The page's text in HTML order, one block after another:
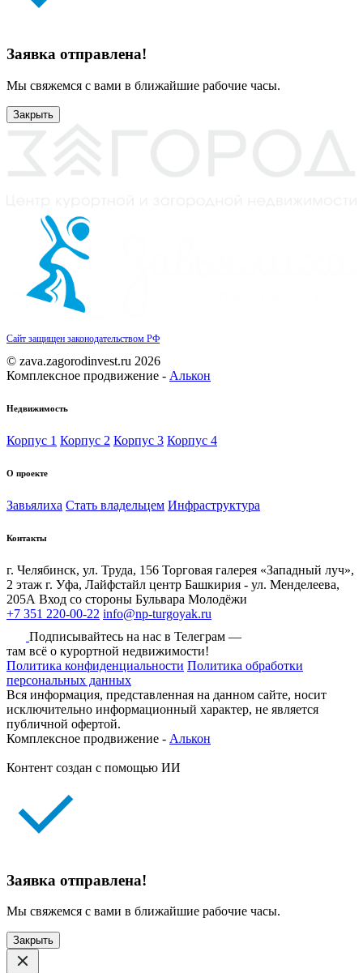
Заявка отправлена!
Мы свяжемся с вами в ближайшие рабочие часы.
Закрыть
Сайт защищен законодательством РФ
© zava.zagorodinvest.ru 2026
Комплексное продвижение - Алькон
Недвижимость
Корпус 1 Корпус 2 Корпус 3 Корпус 4
О проекте
Завьялиха Стать владельцем Инфраструктура
Контакты
г. Челябинск, ул. Труда, 156 Торговая галерея «Западный луч»,
2 этаж г. Уфа, Лайфстайл центр Башкирия - ул. Менделеева,
205А Вход со стороны Бульвара Молодёжи
+7 351 220-00-22 info@np-turgoyak.ru
Подписывайтесь на нас в Телеграм —
там всё о курортной недвижимости!
Политика конфиденциальности Политика обработки
персональных данных
Вся информация, представленная на данном сайте, носит
исключительно информационный характер, не является
публичной офертой.
Комплексное продвижение - Алькон
Контент создан с помощью ИИ
Заявка отправлена!
Мы свяжемся с вами в ближайшие рабочие часы.
Закрыть